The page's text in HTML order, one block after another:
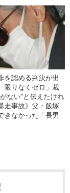
を認める判決が出
限りなくゼロ」裁
ない”と伝えたけれ
走事故》父・飯塚
きなかった「長男